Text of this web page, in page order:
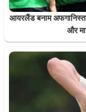
आयरलैंड बनाम
और